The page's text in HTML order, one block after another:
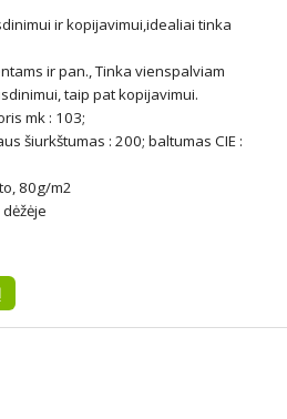
ir kopijavimui,idealiai tinka
ir pan., Tinka vienspalviam
taip pat kopijavimui.
mk : 103;
šiurkštumas : 200; baltumas CIE :
80g/m2